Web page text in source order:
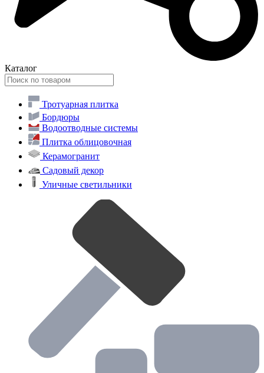
Каталог
Тротуарная плитка
Бордюры
Водоотводные системы
Плитка облицовочная
Керамогранит
Садовый декор
Уличные светильники